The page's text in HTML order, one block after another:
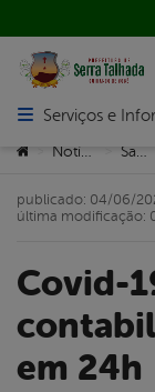
Abrir menu
Serviços e
Você está aqui:
> Notícias >
Covid-19: Serra Talhada
em 24h
publicado: 04/06/
última modificação: